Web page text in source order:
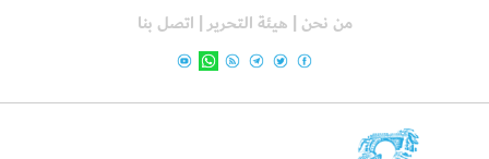
من نحن | هيئة التحرير | اتصل بنا